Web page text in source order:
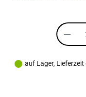
auf Lager, Lieferzeit